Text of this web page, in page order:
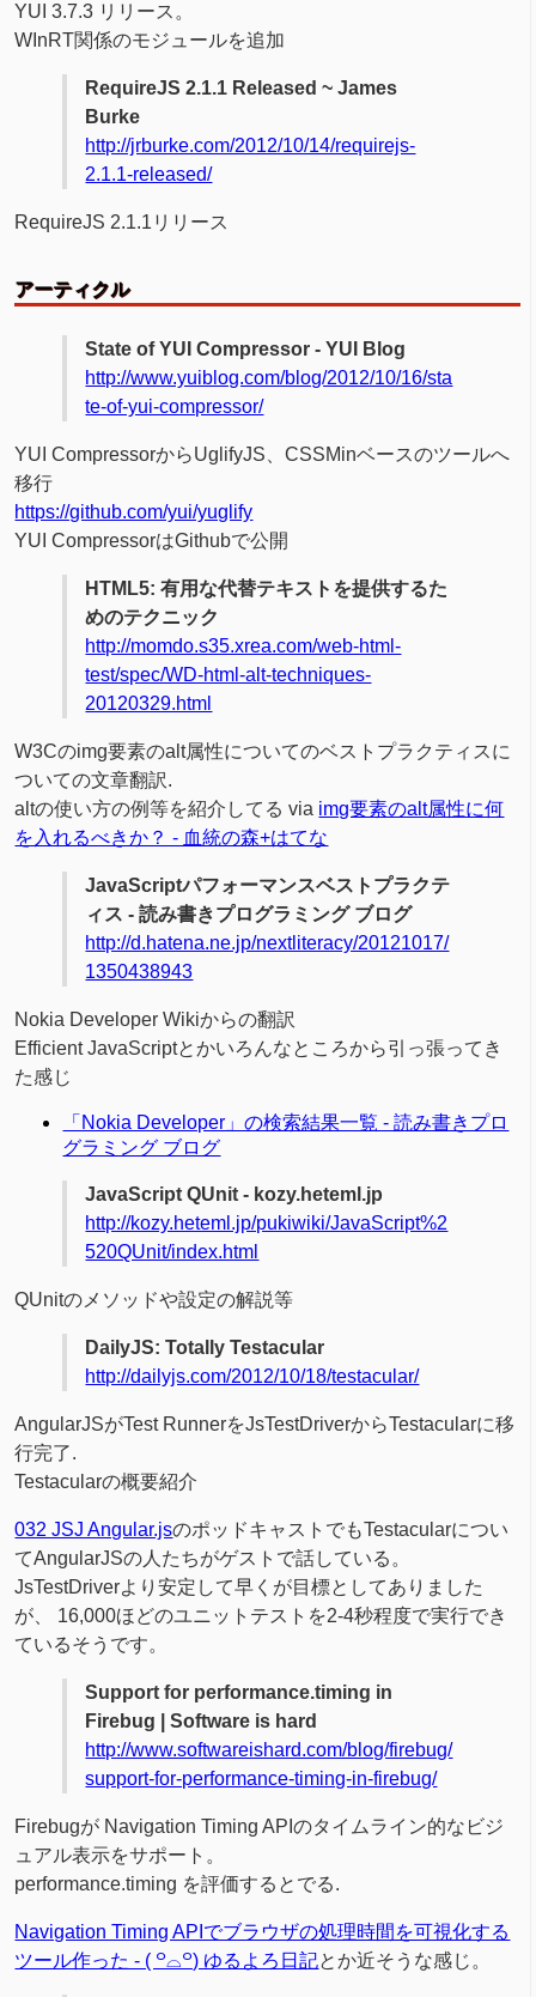
YUI 3.7.3 リリース。
WInRT関係のモジュールを追加
RequireJS 2.1.1 Released ~ James
Burke
http://jrburke.com/2012/10/14/requirejs-
2.1.1-released/
RequireJS 2.1.1リリース
アーティクル
State of YUI Compressor - YUI Blog
http://www.yuiblog.com/blog/2012/10/16/sta
te-of-yui-compressor/
YUI CompressorからUglifyJS、CSSMinベースのツールへ
移行
https://github.com/yui/yuglify
YUI CompressorはGithubで公開
HTML5: 有用な代替テキストを提供するた
めのテクニック
http://momdo.s35.xrea.com/web-html-
test/spec/WD-html-alt-techniques-
20120329.html
W3Cのimg要素のalt属性についてのベストプラクティスに
ついての文章翻訳.
altの使い方の例等を紹介してる via img要素のalt属性に何
を入れるべきか？ - 血統の森+はてな
JavaScriptパフォーマンスベストプラクテ
ィス - 読み書きプログラミング ブログ
http://d.hatena.ne.jp/nextliteracy/20121017/
1350438943
Nokia Developer Wikiからの翻訳
Efficient JavaScriptとかいろんなところから引っ張ってき
た感じ
「Nokia Developer」の検索結果一覧 - 読み書きプロ
グラミング ブログ
JavaScript QUnit - kozy.heteml.jp
http://kozy.heteml.jp/pukiwiki/JavaScript%2
520QUnit/index.html
QUnitのメソッドや設定の解説等
DailyJS: Totally Testacular
http://dailyjs.com/2012/10/18/testacular/
AngularJSがTest RunnerをJsTestDriverからTestacularに移
行完了.
Testacularの概要紹介
032 JSJ Angular.jsのポッドキャストでもTestacularについ
てAngularJSの人たちがゲストで話している。
JsTestDriverより安定して早くが目標としてありました
が、 16,000ほどのユニットテストを2-4秒程度で実行でき
ているそうです。
Support for performance.timing in
Firebug | Software is hard
http://www.softwareishard.com/blog/firebug/
support-for-performance-timing-in-firebug/
Firebugが Navigation Timing APIのタイムライン的なビジ
ュアル表示をサポート。
performance.timing を評価するとでる.
Navigation Timing APIでブラウザの処理時間を可視化する
ツール作った - ( ꒪⌓꒪) ゆるよろ日記とか近そうな感じ。